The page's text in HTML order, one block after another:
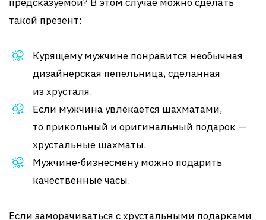
такой презент:
Курящему мужчине понравится необычная
дизайнерская пепельница, сделанная
из хрусталя.
Если мужчина увлекается шахматами,
то прикольный и оригинальный подарок —
хрустальные шахматы.
Мужчине-бизнесмену можно подарить
качественные часы.
Если заморачиваться с хрустальными подарками